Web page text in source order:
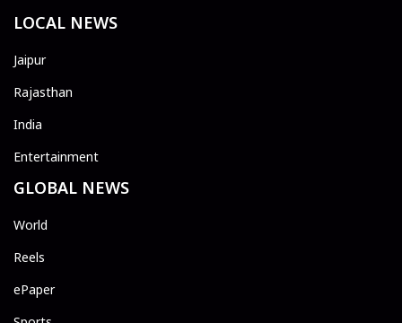
LOCAL NEWS
Jaipur
Rajasthan
India
Entertainment
GLOBAL NEWS
World
Reels
ePaper